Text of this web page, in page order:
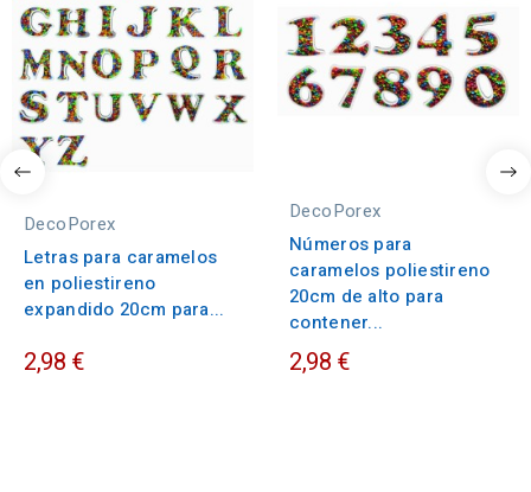
DecoPorex
Letras para caramelos
en poliestireno
expandido 20cm para...
2,98 €
DecoPorex
Números para
caramelos poliestireno
20cm de alto para
contener...
2,98 €